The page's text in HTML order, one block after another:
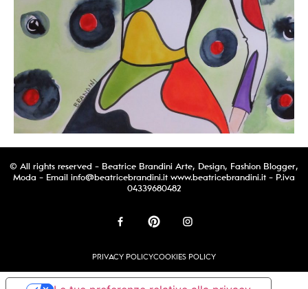
© All rights reserved - Beatrice Brandini Arte, Design, Fashion Blogger,
Moda - Email info@beatricebrandini.it www.beatricebrandini.it - P.iva
04339680482
PRIVACY POLICYCOOKIES POLICY